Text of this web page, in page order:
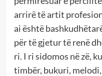
arrirë të artit
ai është
për të gjetur të renë
ri. I ri sidomos në zë,
timbër, bukuri,